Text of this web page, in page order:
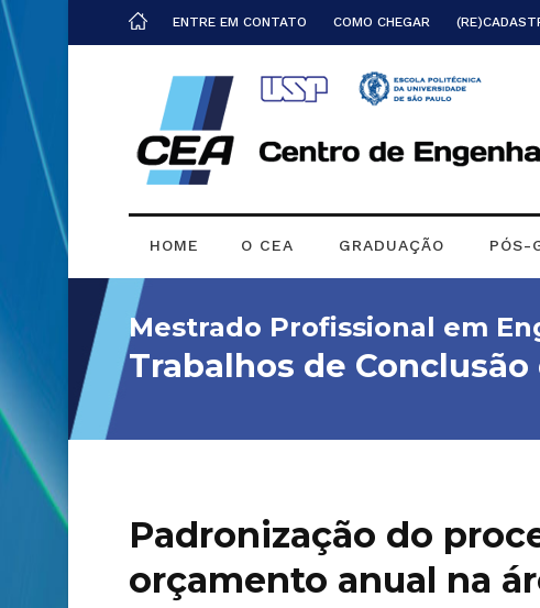
ENTRE EM CONTATO COMO CHEGAR
HOME O CEA GRADUAÇÃO PÓS-
Mestrado Profissional em
Trabalhos de Conclusão
Padronização do
orçamento anual na